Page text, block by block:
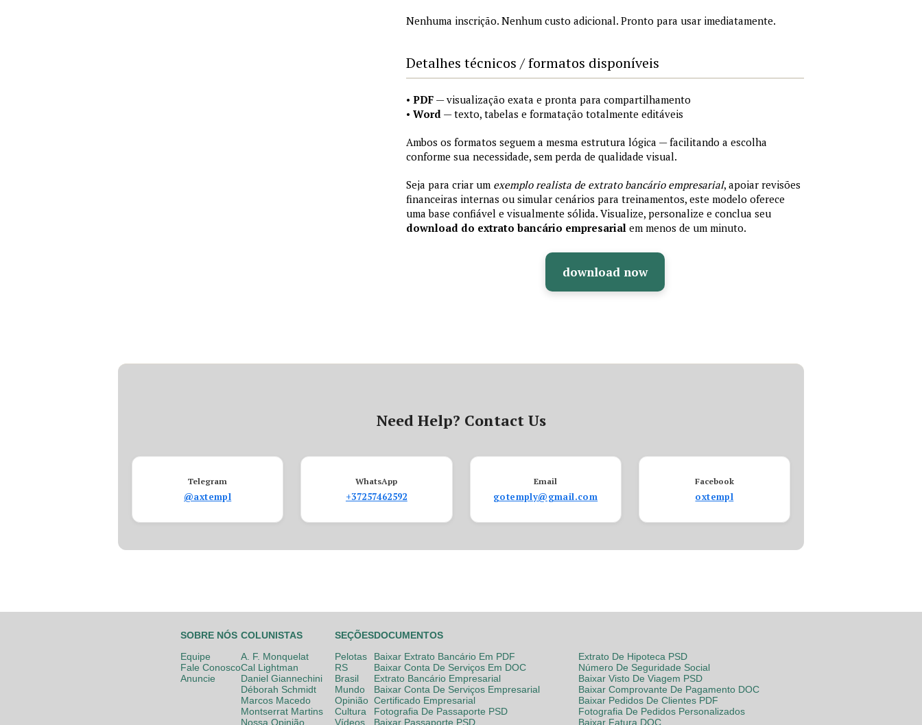
Nenhuma inscrição. Nenhum custo adicional. Pronto para usar imediatamente.
Detalhes técnicos / formatos disponíveis
• PDF — visualização exata e pronta para compartilhamento
• Word — texto, tabelas e formatação totalmente editáveis
Ambos os formatos seguem a mesma estrutura lógica — facilitando a escolha
conforme sua necessidade, sem perda de qualidade visual.
Seja para criar um exemplo realista de extrato bancário empresarial, apoiar revisões
financeiras internas ou simular cenários para treinamentos, este modelo oferece
uma base confiável e visualmente sólida. Visualize, personalize e conclua seu
download do extrato bancário empresarial em menos de um minuto.
download now
Need Help? Contact Us
Telegram
@axtempl
WhatsApp
+37257462592
Email
gotemply@gmail.com
Facebook
oxtempl
SOBRE NÓS
Equipe
Fale Conosco
Anuncie
COLUNISTAS
A. F. Monquelat
Cal Lightman
Daniel Giannechini
Déborah Schmidt
Marcos Macedo
Montserrat Martins
Nossa Opinião
SEÇÕES
Pelotas
RS
Brasil
Mundo
Opinião
Cultura
Vídeos
DOCUMENTOS
Baixar Extrato Bancário Em PDF
Baixar Conta De Serviços Em DOC
Extrato Bancário Empresarial
Baixar Conta De Serviços Empresarial
Certificado Empresarial
Fotografia De Passaporte PSD
Baixar Passaporte PSD
Extrato De Hipoteca PSD
Número De Seguridade Social
Baixar Visto De Viagem PSD
Baixar Comprovante De Pagamento DOC
Baixar Pedidos De Clientes PDF
Fotografia De Pedidos Personalizados
Baixar Fatura DOC